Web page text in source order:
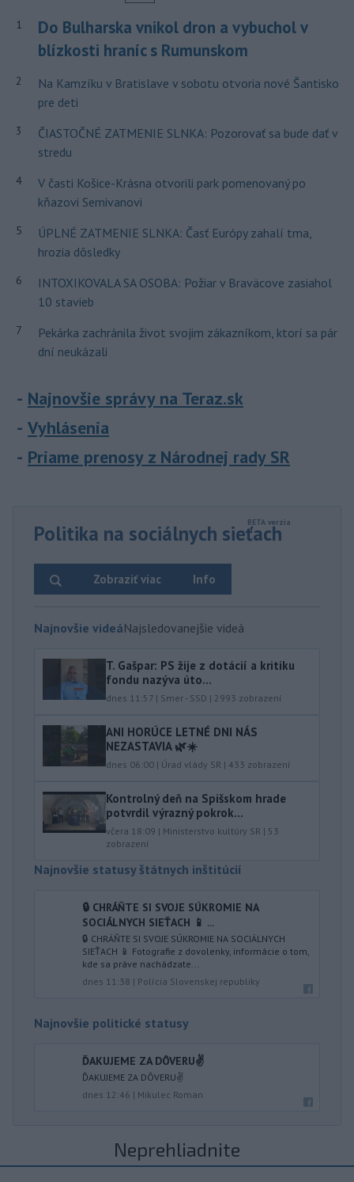
1
Do Bulharska vnikol dron a vybuchol v
blízkosti hraníc s Rumunskom
2
Na Kamzíku v Bratislave v sobotu otvoria nové Šantisko
pre deti
3
ČIASTOČNÉ ZATMENIE SLNKA: Pozorovať sa bude dať v
stredu
4
V časti Košice-Krásna otvorili park pomenovaný po
kňazovi Semivanovi
5
ÚPLNÉ ZATMENIE SLNKA: Časť Európy zahalí tma,
hrozia dôsledky
6
INTOXIKOVALA SA OSOBA: Požiar v Braväcove zasiahol
10 stavieb
7
Pekárka zachránila život svojim zákazníkom, ktorí sa pár
dní neukázali
Najnovšie správy na Teraz.sk
Vyhlásenia
Priame prenosy z Národnej rady SR
Politika na sociálnych sieťach
Info
Zobraziť viac
Najnovšie videáNajsledovanejšie videá
T. Gašpar: PS žije z dotácií a kritiku
fondu nazýva úto...
dnes 11:57 | Smer - SSD | 2993 zobrazení
ANI HORÚCE LETNÉ DNI NÁS
NEZASTAVIA 🌿☀️
dnes 06:00 | Úrad vlády SR | 433 zobrazení
Kontrolný deň na Spišskom hrade
potvrdil výrazný pokrok...
včera 18:09 | Ministerstvo kultúry SR | 53
zobrazení
Najnovšie statusy štátnych inštitúcií
🔒 CHRÁŇTE SI SVOJE SÚKROMIE NA
SOCIÁLNYCH SIEŤACH 📱 ...
🔒 CHRÁŇTE SI SVOJE SÚKROMIE NA SOCIÁLNYCH
SIEŤACH 📱 Fotografie z dovolenky, informácie o tom,
kde sa práve nachádzate...
dnes 11:38 | Polícia Slovenskej republiky
Najnovšie politické statusy
ĎAKUJEME ZA DÔVERU✌️
ĎAKUJEME ZA DÔVERU✌️
dnes 12:46 | Mikulec Roman
Neprehliadnite